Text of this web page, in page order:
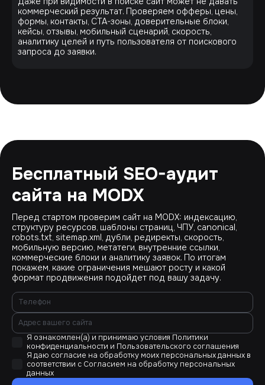
коммерческий результат. Проверяем офферы, цены,
формы, контакты, CTA-зоны, доверительные блоки,
кейсы, отзывы, мобильный сценарий, скорость,
аналитику целей и путь пользователя от поискового
запроса до заявки.
Бесплатный SEO-аудит
сайта на MODX
Перед стартом проверим сайт на MODX: индексацию,
структуру ресурсов, шаблоны страниц, ЧПУ, canonical,
robots.txt, sitemap.xml, дубли, редиректы, скорость,
мобильную версию, метатеги, внутренние ссылки,
коммерческие блоки и аналитику заявок. По итогам
покажем, какие ограничения мешают росту и какой
формат продвижения подойдет под вашу задачу.
Я ознакомлен(а) и принимаю условия Политики
конфиденциальности и Пользовательского соглашения
Я даю согласие на обработку моих персональных данных в
соответствии с Согласием на обработку персональных
данных